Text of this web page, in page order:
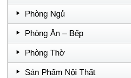
Phòng Ngủ
Phòng Ăn – Bếp
Phòng Thờ
Sản Phẩm Nội Thất